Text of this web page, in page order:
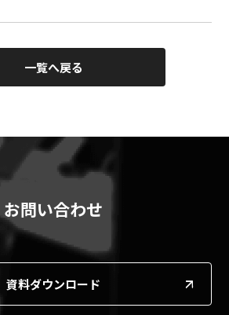
一覧へ戻る
お問い合わせ
資料ダウンロード